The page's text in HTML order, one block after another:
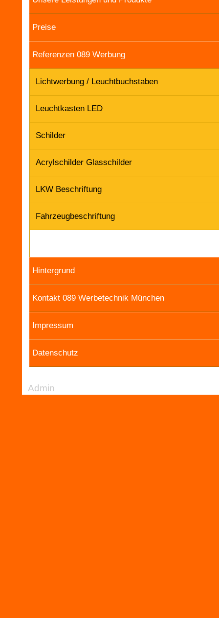
Preise
Referenzen 089 Werbung
Lichtwerbung / Leuchtbuchstaben
Leuchtkasten LED
Schilder
Acrylschilder Glasschilder
LKW Beschriftung
Fahrzeugbeschriftung
Hintergrund
Kontakt 089 Werbetechnik München
Impressum
Datenschutz
Admin